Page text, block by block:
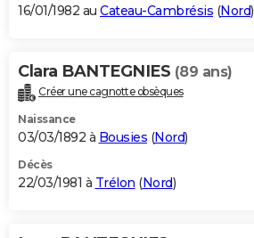
16/01/1982 au Cateau-Cambrésis (Nord)
Clara BANTEGNIES (89 ans)
Créer une cagnotte obsèques
Naissance
03/03/1892 à Bousies (Nord)
Décès
22/03/1981 à Trélon (Nord)